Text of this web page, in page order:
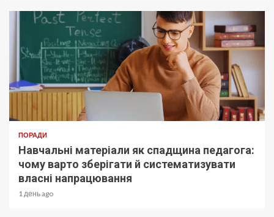
ПОРАДИ
Навчальні матеріали як спадщина педагога:
чому варто зберігати й систематизувати
власні напрацювання
1 день ago